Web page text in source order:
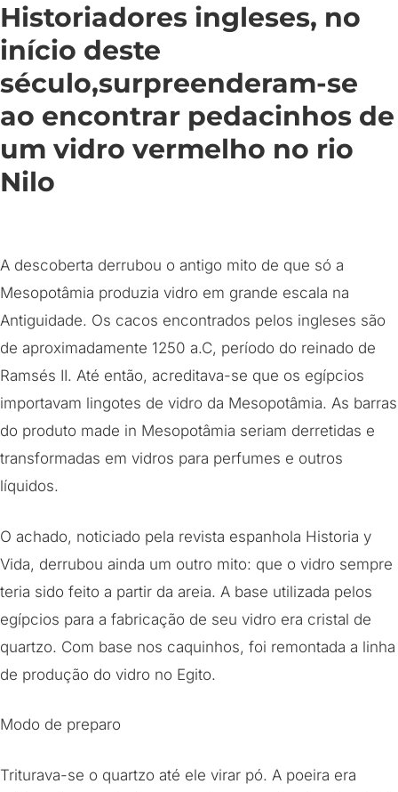
Historiadores ingleses, no
início deste
século,surpreenderam-se
ao encontrar pedacinhos de
um vidro vermelho no rio
Nilo
A descoberta derrubou o antigo mito de que só a
Mesopotâmia produzia vidro em grande escala na
Antiguidade. Os cacos encontrados pelos ingleses são
de aproximadamente 1250 a.C, período do reinado de
Ramsés II. Até então, acreditava-se que os egípcios
importavam lingotes de vidro da Mesopotâmia. As barras
do produto made in Mesopotâmia seriam derretidas e
transformadas em vidros para perfumes e outros
líquidos.
O achado, noticiado pela revista espanhola Historia y
Vida, derrubou ainda um outro mito: que o vidro sempre
teria sido feito a partir da areia. A base utilizada pelos
egípcios para a fabricação de seu vidro era cristal de
quartzo. Com base nos caquinhos, foi remontada a linha
de produção do vidro no Egito.
Modo de preparo
Triturava-se o quartzo até ele virar pó. A poeira era